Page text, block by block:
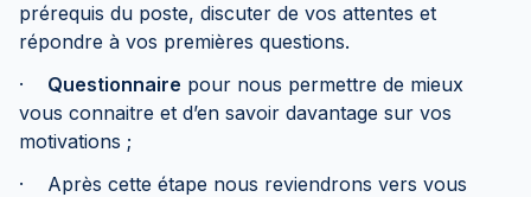
prérequis du poste, discuter de vos attentes et
répondre à vos premières questions.
· Questionnaire pour nous permettre de mieux
vous connaitre et d’en savoir davantage sur vos
motivations ;
· Après cette étape nous reviendrons vers vous